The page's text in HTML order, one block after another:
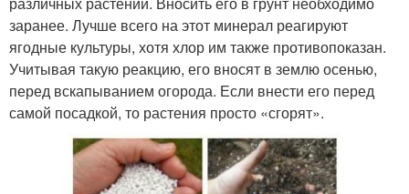
заранее. Лучше всего на этот минерал реагируют
ягодные культуры, хотя хлор им также противопоказан.
Учитывая такую реакцию, его вносят в землю осенью,
перед вскапыванием огорода. Если внести его перед
самой посадкой, то растения просто «сгорят».